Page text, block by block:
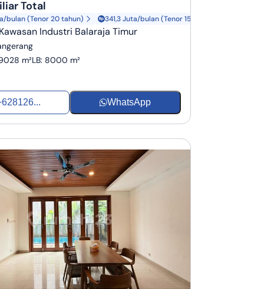
Total
bulan (Tenor 20 tahun) 341,3 Juta/bulan (Tenor 15 tahun)
Industri Balaraja Timur
m²LB: 8000 m²
WhatsApp